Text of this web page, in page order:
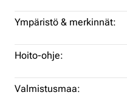
Ympäristö & merkinnät:
Hoito-ohje:
Valmistusmaa: